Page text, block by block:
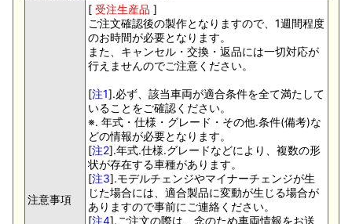
注意事項
[ 受注生産品 ]
ご注文確認後の製作となりますので、1週間程度
のお時間が必要となります。
また、キャンセル・交換・返品には一切対応が
行えませんのでご注意ください。
[注1].必ず、該当車両が適合条件を全て満たして
いることをご確認ください。
※. 年式・仕様・グレード・その他.条件(備考)な
どの情報が必要となります。
[注2].年式.仕様.グレードなどにより、複数の形
状が存在する車種があります。
[注3].モデルチェンジやマイナーチェンジが生
じた場合には、適合製品に変動が生じる場合が
ありますので事前にご連絡ください。
[注4].ご注文の際は、念のため車両情報をお送